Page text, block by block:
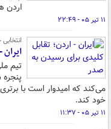
اردن
۱۱ تیر ۰۵ - ۲۲:۴۹
انتخابی
تیم
پنجره
می‌کند که امیدوار است با
خود کند.
۱۱ تیر ۰۵ - ۱۱:۳۷